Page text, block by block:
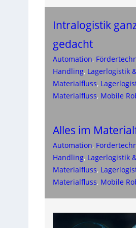
Intralogistik
gedacht
Automation,
Handling, Lagerlogistik
Materialfluss,
Materialfluss, Mobile
Alles im
Automation,
Handling, Lagerlogistik
Materialfluss,
Materialfluss, Mobile